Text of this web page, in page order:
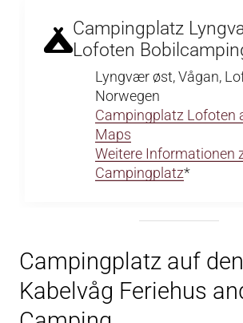
Campingplatz
Lofoten
Lyngvær øst, Vågan,
Norwegen
Campingplatz Lofoten
Maps
Weitere Informationen
Campingplatz*
Campingplatz auf
Kabelvåg Feriehus